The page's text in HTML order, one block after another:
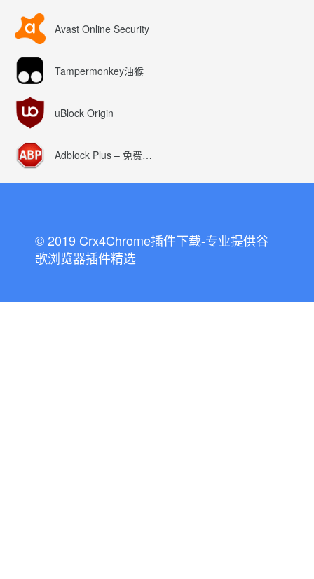
Avast Online Security
Tampermonkey油猴
uBlock Origin
Adblock Plus – 免费的广告拦截器
© 2019 Crx4Chrome插件下载-专业提供谷
歌浏览器插件精选